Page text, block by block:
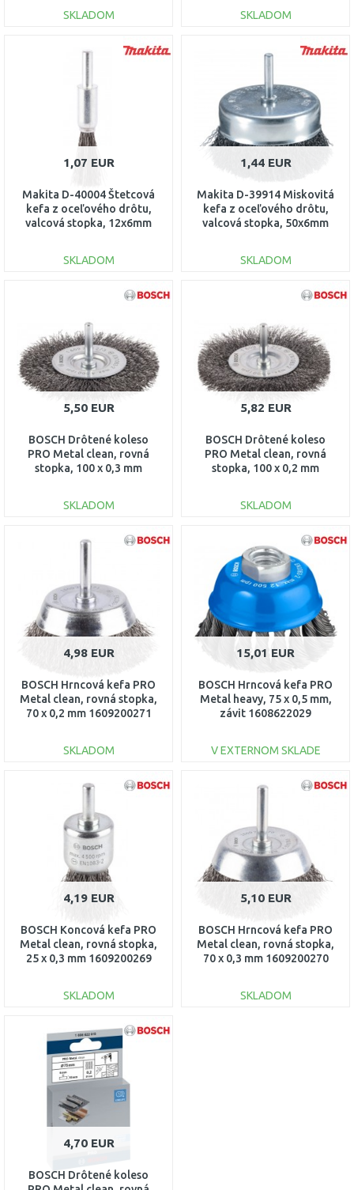
SKLADOM
DO KOŠÍKA
SKLADOM
DO KOŠÍKA
1,07 EUR
Makita D-40004 Štetcová
kefa z oceľového drôtu,
valcová stopka, 12x6mm
SKLADOM
DO KOŠÍKA
Porovnať
1,44 EUR
Makita D-39914 Miskovitá
kefa z oceľového drôtu,
valcová stopka, 50x6mm
SKLADOM
DO KOŠÍKA
Porovnať
5,50 EUR
BOSCH Drôtené koleso
PRO Metal clean, rovná
stopka, 100 x 0,3 mm
SKLADOM
DO KOŠÍKA
Porovnať
5,82 EUR
BOSCH Drôtené koleso
PRO Metal clean, rovná
stopka, 100 x 0,2 mm
SKLADOM
DO KOŠÍKA
Porovnať
4,98 EUR
BOSCH Hrncová kefa PRO
Metal clean, rovná stopka,
70 x 0,2 mm 1609200271
SKLADOM
DO KOŠÍKA
Porovnať
15,01 EUR
BOSCH Hrncová kefa PRO
Metal heavy, 75 x 0,5 mm,
závit 1608622029
V EXTERNOM SKLADE
DO KOŠÍKA
Porovnať
4,19 EUR
BOSCH Koncová kefa PRO
Metal clean, rovná stopka,
25 x 0,3 mm 1609200269
SKLADOM
DO KOŠÍKA
Porovnať
5,10 EUR
BOSCH Hrncová kefa PRO
Metal clean, rovná stopka,
70 x 0,3 mm 1609200270
SKLADOM
4,70 EUR
BOSCH Drôtené koleso